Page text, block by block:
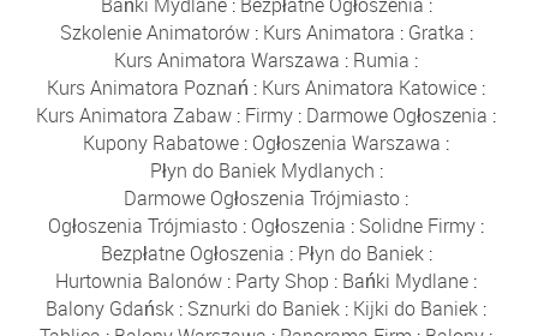
Szkolenie Animatorów: Kurs Animatora : Gratka :
Kurs Animatora Warszawa : Rumia :
Kurs Animatora Poznań : Kurs Animatora Katowice :
Kurs Animatora Zabaw : Firmy : Darmowe Ogłoszenia :
Kupony Rabatowe : Ogłoszenia Warszawa :
Płyn do Baniek Mydlanych :
Darmowe Ogłoszenia Trójmiasto :
Ogłoszenia Trójmiasto : Ogłoszenia : Solidne Firmy :
Bezpłatne Ogłoszenia : Płyn do Baniek:
Hurtownia Balonów : Party Shop : Bańki Mydlane :
Balony Gdańsk : Sznurki do Baniek : Kijki do Baniek :